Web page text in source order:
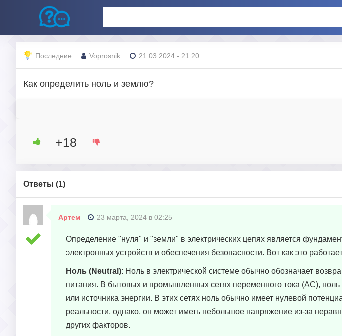
Последние Voprosnik 21.03.2024 - 21:20
Как определить ноль и землю?
+18
Ответы (1)
Артем 23 марта, 2024 в 02:25
Определение "нуля" и "земли" в электрических цепях является
электронных устройств и обеспечения безопасности. Вот как это
Ноль (Neutral): Ноль в электрической системе обычно обозначает
питания. В бытовых и промышленных сетях переменного тока (AC),
или источника энергии. В этих сетях ноль обычно имеет нулевой
реальности, однако, он может иметь небольшое напряжение из-за
других факторов.